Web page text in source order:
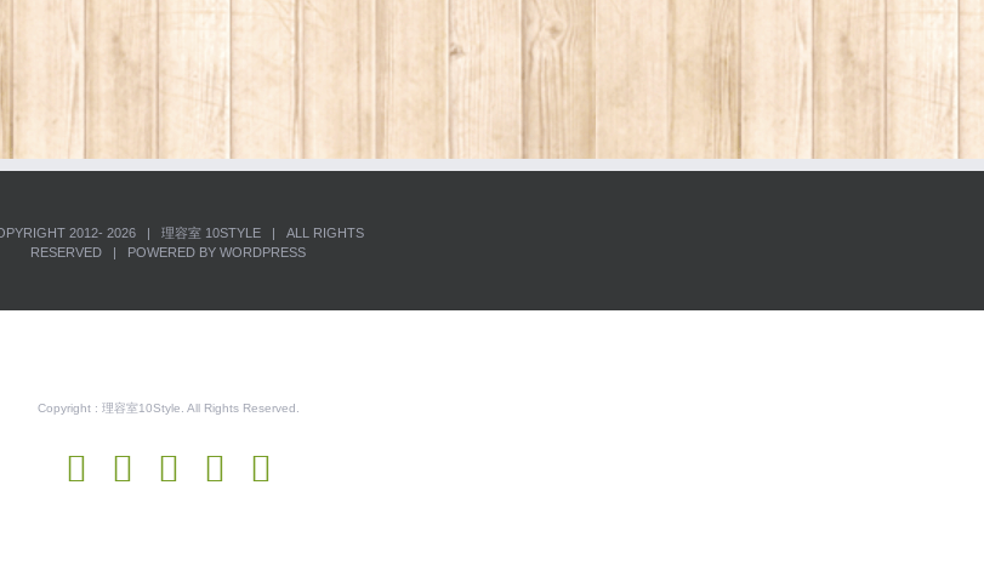
2012-2026 | 理容室 10STYLE | ALL RIGHTS
RESERVED | POWERED BYWORDPRESS
Copyright : 理容室10Style. All Rights Reserved.
Facebook
Instagram
YouTube
Phone